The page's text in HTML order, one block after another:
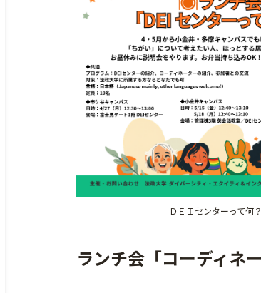
ＤＥＩセンターって何
ランチ会「コーディネ